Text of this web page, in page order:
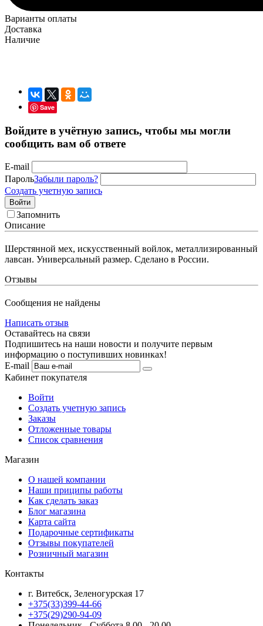
Варианты оплаты
Доставка
Наличие
Save
Войдите в учётную запись, чтобы мы могли
сообщить вам об ответе
E-mail
ПарольЗабыли пароль?
Создать учетную запись
Войти
Запомнить
Описание
Шерстянной мех, искусственный войлок, металлизированный
лавсан. Универсальный размер. Сделано в России.
Отзывы
Сообщения не найдены
Написать отзыв
Оставайтесь на связи
Подпишитесь на наши новости и получите первым
информацию о поступивших новинках!
E-mail
Кабинет покупателя
Войти
Создать учетную запись
Заказы
Отложенные товары
Список сравнения
Магазин
О нашей компании
Наши приципы работы
Как сделать заказ
Блог магазина
Карта сайта
Подарочные сертификаты
Отзывы покупателей
Розничный магазин
Контакты
г. Витебск, Зеленогурская 17
+375(33)399-44-66
+375(29)290-94-09